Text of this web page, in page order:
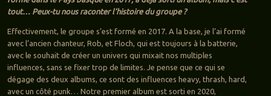
tout… Peux-tu nous raconter l’histoire du groupe ?
Effectivement, le groupe s’est formé en 2017. A la base, je l’ai formé
avec l’ancien chanteur, Rob, et Floch, qui est toujours à la batterie,
avec le souhait de créer un univers qui mixait nos multiples
influences, sans se fixer trop de limites. Je pense que ce qui se
dégage des deux albums, ce sont des influences heavy, thrash, hard,
avec un côté punk… Notre premier album est sorti en 2020,